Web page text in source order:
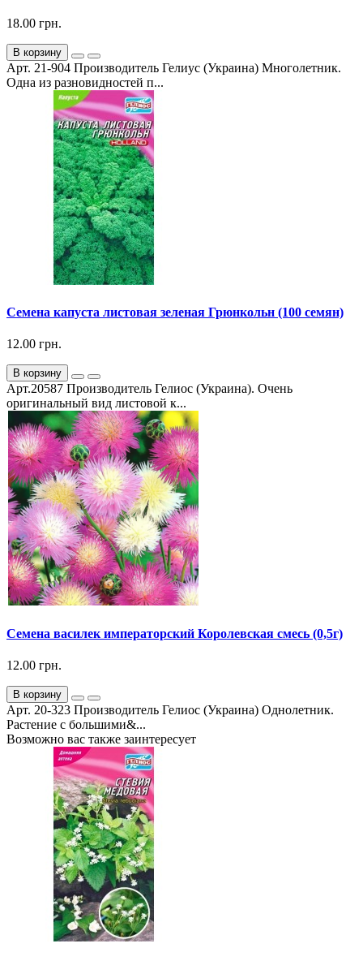
18.00 грн.
В корзину
Арт. 21-904 Производитель Гелиус (Украина) Многолетник.
Одна из разновидностей п...
Семена капуста листовая зеленая Грюнкольн (100 семян)
12.00 грн.
В корзину
Арт.20587 Производитель Гелиос (Украина). Очень
оригинальный вид листовой к...
Семена василек императорский Королевская смесь (0,5г)
12.00 грн.
В корзину
Арт. 20-323 Производитель Гелиос (Украина) Однолетник.
Растение с большими&...
Возможно вас также заинтересует